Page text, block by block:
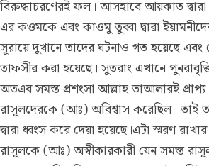
বিরুদ্ধাচরণেরই ফল। আসহাবে আয়কাত
এর কওমকে এবং কাওমু তুব্বা দ্বারা
সূরায়ে দুখানে তাদের ঘটনাও গত হয়েছে এবং
তাফসীর করা হয়েছে। সুতরাং এখানে
অতএব সমস্ত প্রশংসা আল্লাহ তাআলারই
রাসূলদেরকে (আঃ) অবিশ্বাস করেছিল। তাই
দ্বারা ধ্বংস করে দেয়া হয়েছে।এটা স্মরণ
রাসূলকে (আঃ) অস্বীকারকারী যেন সমস্ত